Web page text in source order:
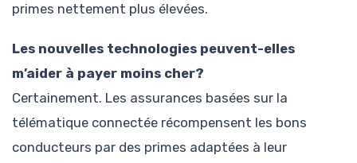
primes nettement plus élevées.
Les nouvelles technologies peuvent-elles
m’aider à payer moins cher?
Certainement. Les assurances basées sur la
télématique connectée récompensent les bons
conducteurs par des primes adaptées à leur